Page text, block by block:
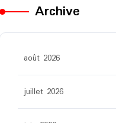
Archive
août 2026
juillet 2026